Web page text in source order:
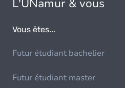
L'UNamur & vous
Vous êtes...
Futur étudiant bachelier
Futur étudiant master